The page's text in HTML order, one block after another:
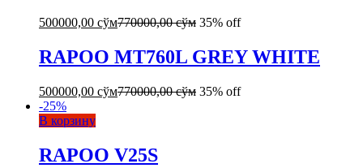
500000,00 сўм770000,00сўм 35% off
RAPOO MT760L GREY WHITE
500000,00 сўм770000,00сўм 35% off
-25%
В корзину
RAPOO V25S